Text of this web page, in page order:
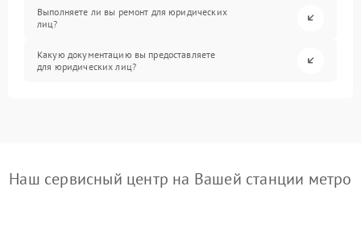
Выполняете ли вы ремонт для юридических
лиц?
Какую документацию вы предоставляете
для юридических лиц?
Наш сервисный центр на Вашей станции метро